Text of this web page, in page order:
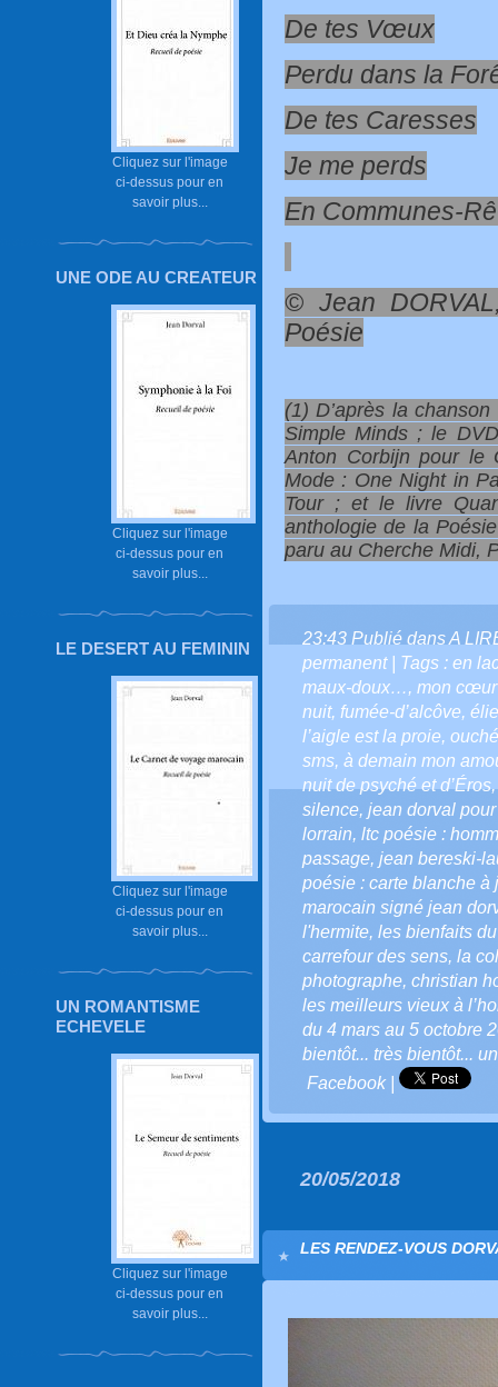
Cliquez sur l'image
ci-dessus pour en
savoir plus...
UNE ODE AU CREATEUR
Cliquez sur l'image
ci-dessus pour en
savoir plus...
LE DESERT AU FEMININ
Cliquez sur l'image
ci-dessus pour en
savoir plus...
UN ROMANTISME
ECHEVELE
Cliquez sur l'image
ci-dessus pour en
savoir plus...
De tes Vœux
Perdu dans la
De tes Caresses
Je me perds
En Communes-
© Jean
Poésie
(1) D’après la
Simple Minds ; le
Anton Corbijn pour le
Mode : One Night in
Tour ; et le livre
anthologie de la
paru au Cherche Midi,
23:43 Publié dansA
permanent| Tags : en
maux-doux…, mon cœur
nuit, fumée-d’alcôve,
l’aigle est la proie,
sms, à demain mon
nuit de psyché et d’Éros
silence, jean dorval
lorrain, ltc poésie :
passage, jean bereski-
poésie : carte blanche à
marocain signé jean
l'hermite, les bienfaits
carrefour des sens, la
photographe, christian
les meilleurs vieux à
du 4 mars au 5 octobre
bientôt... très bientôt...
Facebook|
20/05/2018
LES RENDEZ-VOUS